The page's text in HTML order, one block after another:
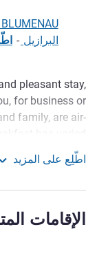
البرازيل -
الوصف
pleasant stay,
for business or
family, are air-
food. At the 24-
Space for up to
Cascanéa Water
اطّلِع على المزيد
الإقامات